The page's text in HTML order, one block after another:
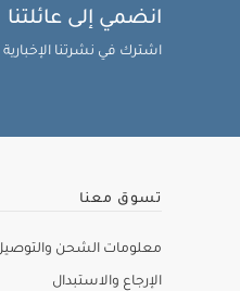
انضمي إلى عائلتنا
اشترك في نشرتنا
تسوق معنا
معلومات الشحن
الإرجاع والاستبدال